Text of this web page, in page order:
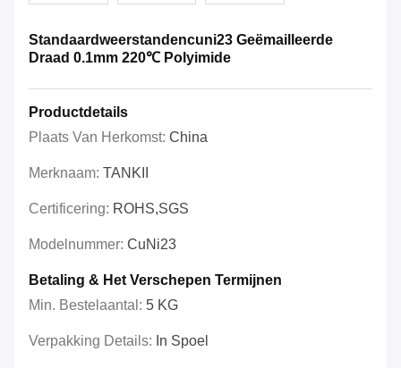
Standaardweerstandencuni23 Geëmailleerde
Draad 0.1mm 220℃ Polyimide
Productdetails
Plaats Van Herkomst: China
Merknaam: TANKII
Certificering: ROHS,SGS
Modelnummer: CuNi23
Betaling & Het Verschepen Termijnen
Min. Bestelaantal: 5 KG
Verpakking Details: In Spoel